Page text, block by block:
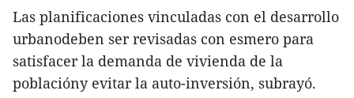
Las planificaciones vinculadas con el desarrollo
urbanodeben ser revisadas con esmero para
satisfacer la demanda de vivienda de la
poblacióny evitar la auto-inversión, subrayó.